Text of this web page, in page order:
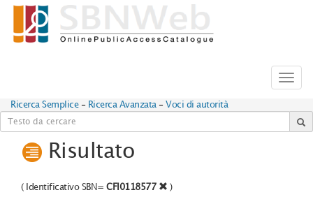
Ricerca Semplice - Ricerca Avanzata - Voci di autorità
Risultato
( Identificativo SBN= CFI0118577 )